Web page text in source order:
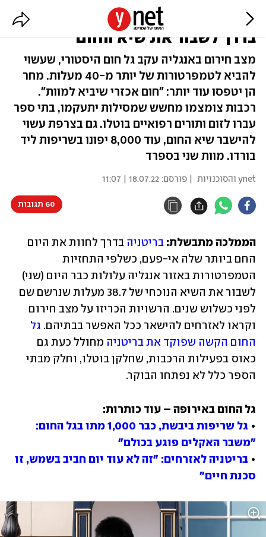
"לוהט יותר ממדבר סהרה": בריטניה
בדרך לשבור את שיא החום
מצב חירום באנגליה עקב גל חום היסטורי, שעשוי
להביא לטמפרטורות של יותר מ-40 מעלות. מחר
הן יטפסו עוד יותר: "חום אכזרי שיביא למוות".
רכבות צומצמו מחשש שמסילות יתעקמו, בתי ספר
עברו לזום ותורים רפואיים בוטלו. גם בצרפת עשוי
להישבר שיא החום, עוד 8,000 יפונו בשריפות ליד
בורדו. מוות שני בספרד
ynet והסוכנויות | פורסם: 18.07.22 | 11:07
60 תגובות
הממלכה מתבשלת: בריטניה
וקראו לאזרחים להישאר ככל האפשר בבתיהם.
החום הקשה שפוקד את בריטניה
הספר כלל לא נפתחו הבוקר.
•
"משבר האקלים פוגע בכולם"
•
סכנת חיים"